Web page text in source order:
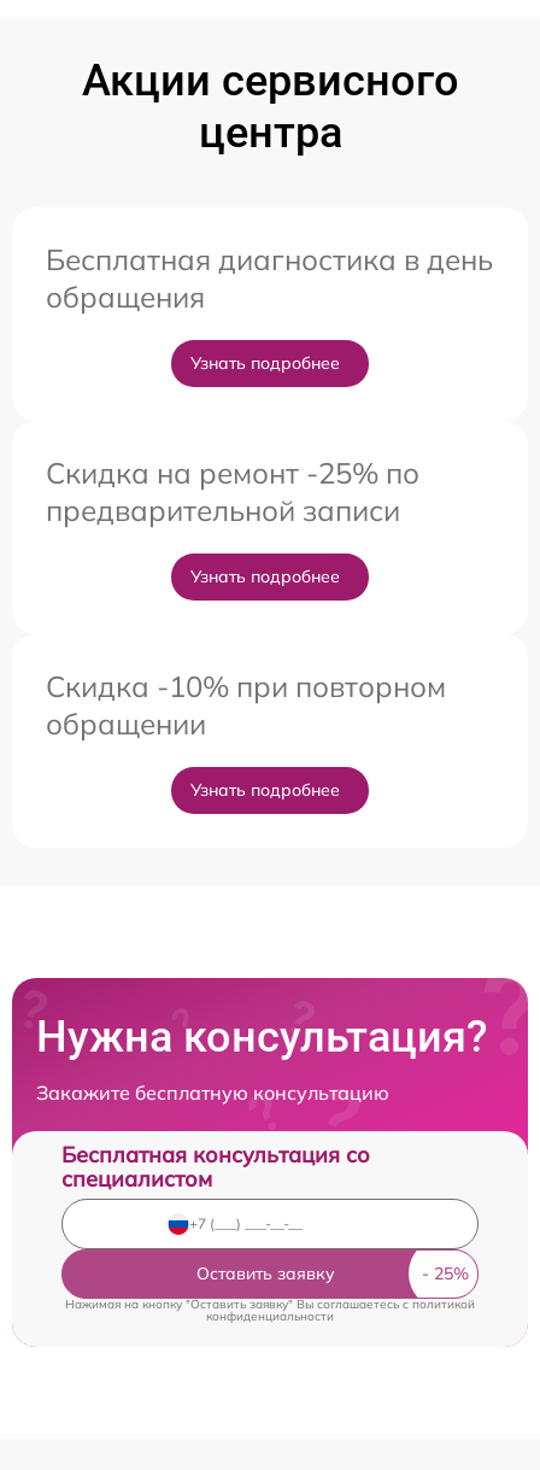
Акции сервисного
центра
Бесплатная диагностика в день
обращения
Узнать подробнее
Скидка на ремонт -25% по
предварительной записи
Узнать подробнее
Скидка -10% при повторном
обращении
Узнать подробнее
Нужна консультация?
Закажите бесплатную консультацию
Бесплатная консультация со
специалистом
Оставить заявку
Нажимая на кнопку "Оставить заявку" Вы соглашаетесь cполитикой
конфиденциальности